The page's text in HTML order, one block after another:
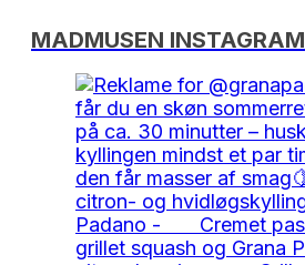
MADMUSEN INSTAGRAM